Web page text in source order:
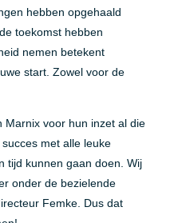
hebben opgehaald
toekomst hebben
nemen betekent
start. Zowel voor de
Marnix voor hun inzet al die
met alle leuke
tijd kunnen gaan doen. Wij
onder de bezielende
Femke. Dus dat